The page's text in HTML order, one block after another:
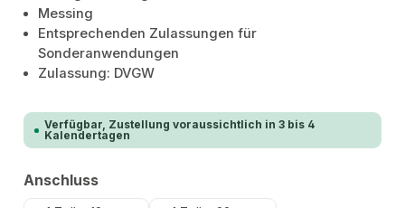
Messing
Entsprechenden Zulassungen für
Sonderanwendungen
Zulassung: DVGW
Verfügbar, Zustellung voraussichtlich in 3 bis 4
Kalendertagen
Anschlussauswählen